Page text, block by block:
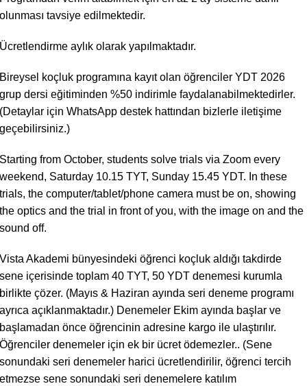
olunması tavsiye edilmektedir.
Ücretlendirme aylık olarak yapılmaktadır.
Bireysel koçluk programına kayıt olan öğrenciler YDT 2026
grup dersi eğitiminden %50 indirimle faydalanabilmektedirler.
(Detaylar için WhatsApp destek hattından bizlerle iletişime
geçebilirsiniz.)
Starting from October, students solve trials via Zoom every
weekend, Saturday 10.15 TYT, Sunday 15.45 YDT. In these
trials, the computer/tablet/phone camera must be on, showing
the optics and the trial in front of you, with the image on and the
sound off.
Vista Akademi bünyesindeki öğrenci koçluk aldığı takdirde
sene içerisinde toplam 40 TYT, 50 YDT denemesi kurumla
birlikte çözer. (Mayıs & Haziran ayında seri deneme programı
ayrıca açıklanmaktadır.) Denemeler Ekim ayında başlar ve
başlamadan önce öğrencinin adresine kargo ile ulaştırılır.
Öğrenciler denemeler için ek bir ücret ödemezler.. (Sene
sonundaki seri denemeler harici ücretlendirilir, öğrenci tercih
etmezse sene sonundaki seri denemelere katılım